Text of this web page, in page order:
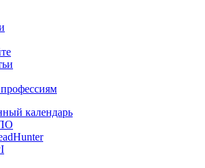
календарь